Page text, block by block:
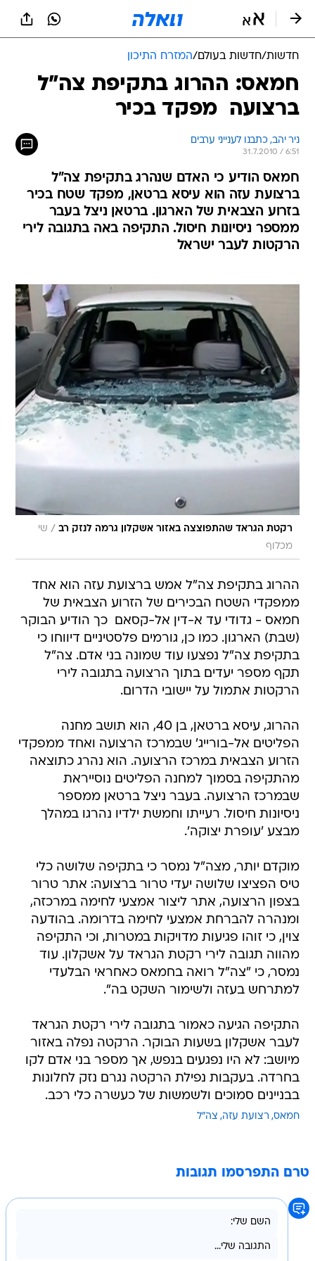
חדשות/חדשות בעולם/המזרח התיכון
חמאס: ההרוג בתקיפת צה"ל
ברצועה  מפקד בכיר
ניר יהב, כתבנו לענייני ערבים
31.7.2010 / 6:51
חמאס הודיע כי האדם שנהרג בתקיפת צה"ל
ברצועת עזה הוא עיסא ברטאן, מפקד שטח בכיר
בזרוע הצבאית של הארגון. ברטאן ניצל בעבר
ממספר ניסיונות חיסול. התקיפה באה בתגובה לירי
הרקטות לעבר ישראל
רקטת הגראד שהתפוצצה באזור אשקלון גרמה לנזק רב / שי
מכלוף
ההרוג בתקיפת צה"ל אמש ברצועת עזה הוא אחד
ממפקדי השטח הבכירים של הזרוע הצבאית של
חמאס - גדודי עד א-דין אל-קסאם  כך הודיע הבוקר
(שבת) הארגון. כמו כן, גורמים פלסטיניים דיווחו כי
בתקיפת צה"ל נפצעו עוד שמונה בני אדם. צה"ל
תקף מספר יעדים בתוך הרצועה בתגובה לירי
הרקטות אתמול על יישובי הדרום.
ההרוג, עיסא ברטאן, בן 40, הוא תושב מחנה
הפליטים אל-בורייג' שבמרכז הרצועה ואחד ממפקדי
הזרוע הצבאית במרכז הרצועה. הוא נהרג כתוצאה
מהתקיפה בסמוך למחנה הפליטים נוסייראת
שבמרכז הרצועה. בעבר ניצל ברטאן ממספר
ניסיונות חיסול. רעייתו וחמשת ילדיו נהרגו במהלך
מבצע 'עופרת יצוקה'.
מוקדם יותר, מצה"ל נמסר כי בתקיפה שלושה כלי
טיס הפציצו שלושה יעדי טרור ברצועה: אתר טרור
בצפון הרצועה, אתר ליצור אמצעי לחימה במרכזה,
ומנהרה להברחת אמצעי לחימה בדרומה. בהודעה
צוין, כי זוהו פגיעות מדויקות במטרות, וכי התקיפה
מהווה תגובה לירי רקטת הגראד על אשקלון. עוד
נמסר, כי "צה"ל רואה בחמאס כאחראי הבלעדי
למתרחש בעזה ולשימור השקט בה".
התקיפה הגיעה כאמור בתגובה לירי רקטת הגראד
לעבר אשקלון בשעות הבוקר. הרקטה נפלה באזור
מיושב: לא היו נפגעים בנפש, אך מספר בני אדם לקו
בחרדה. בעקבות נפילת הרקטה נגרם נזק לחלונות
בבניינים סמוכים ולשמשות של כעשרה כלי רכב.
חמאס רצועת עזה צה"ל
טרם התפרסמו תגובות